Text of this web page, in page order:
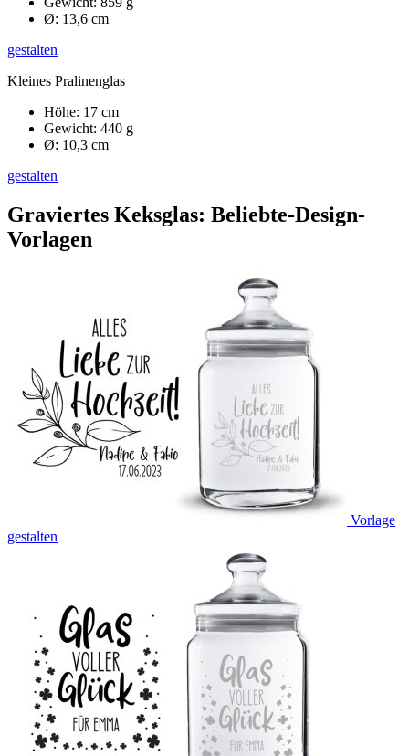
Ø: 13,6 cm
gestalten
Kleines Pralinenglas
Höhe: 17 cm
Gewicht: 440 g
Ø: 10,3 cm
gestalten
Graviertes Keksglas: Beliebte-Design-
Vorlagen
Vorlage
gestalten